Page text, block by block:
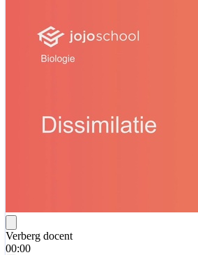
Verberg docent
00:00